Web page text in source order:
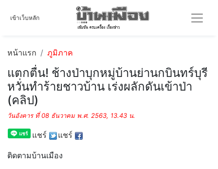
เข้าเว็บหลัก
หน้าแรก ภูมิภาค
แตกตื่น! ช้างป่าบุกหมู่บ้านย่านกบินทร์บุรี
หวั่นทำร้ายชาวบ้าน เร่งผลักดันเข้าป่า
(คลิป)
วันอังคาร ที่ 08 ธันวาคม พ.ศ. 2563, 13.43 น.
แชร์ แชร์
ติดตามบ้านเมือง